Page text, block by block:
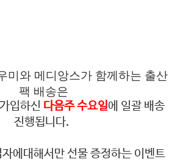
미와 메디앙스가 함께하는 출산
팩 배송은
입하신 다음주 수요일에 일괄 배송
진행됩니다.
에대해서만 선물 증정하는 이벤트